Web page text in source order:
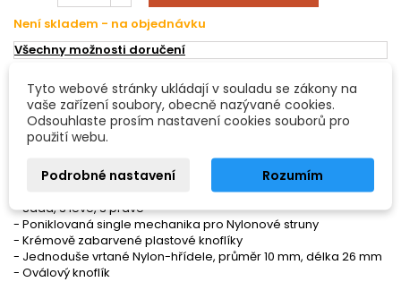
Není skladem - na objednávku
Všechny možnosti doručení
POPIS DETAILY PRODUKTU
Mechanika Kytara na vandr/rázová kytara
Pro single otevřené mechaniky – kytara
- Ideální pro opravu kytar, s odstupem hřídele – nenormované
- Sada, 3 levé, 3 pravé
- Poniklovaná single mechanika pro Nylonové struny
- Krémově zabarvené plastové knoflíky
- Jednoduše vrtané Nylon-hřídele, průměr 10 mm, délka 26 mm
- Oválový knoflík
Tyto webové stránky ukládají v souladu se zákony na
vaše zařízení soubory, obecně nazývané cookies.
Odsouhlaste prosím nastavení cookies souborů pro
použití webu.
Podrobné nastavení Rozumím